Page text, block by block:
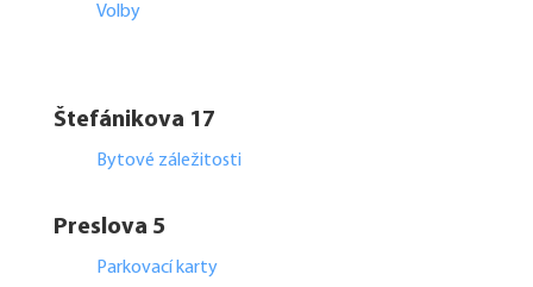
Volby
Štefánikova 17
Bytové záležitosti
Preslova 5
Parkovací karty